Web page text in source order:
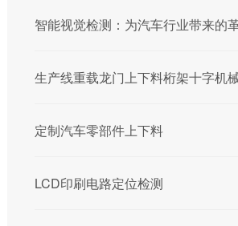
智能视觉检测：为汽车行业带来的
生产线重载龙门上下料桁架十字机
定制汽车零部件上下料
LCD印刷电路定位检测